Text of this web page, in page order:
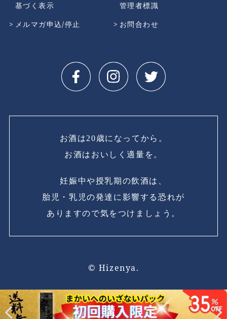
基づく表示
管理者標識
メルマガ申込/停止
お問合わせ
お酒は20歳になってから。
お酒はおいしく適量を。
妊娠中や授乳期の飲酒は、
胎児・乳児の発達に影響する恐れが
ありますので気をつけましょう。
© Hizenya.